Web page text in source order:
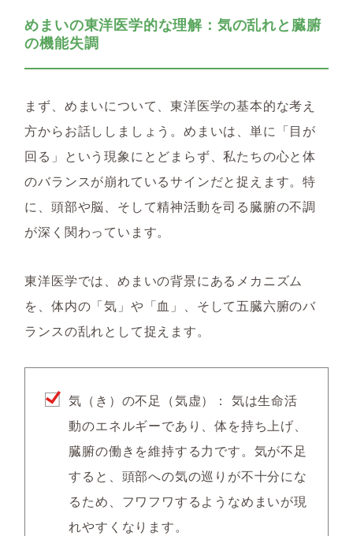
めまいの東洋医学的な理解：気の乱れと臓腑
の機能失調
まず、めまいについて、東洋医学の基本的な考え
方からお話ししましょう。めまいは、単に「目が
回る」という現象にとどまらず、私たちの心と体
のバランスが崩れているサインだと捉えます。特
に、頭部や脳、そして精神活動を司る臓腑の不調
が深く関わっています。
東洋医学では、めまいの背景にあるメカニズム
を、体内の「気」や「血」、そして五臓六腑のバ
ランスの乱れとして捉えます。
気（き）の不足（気虚）： 気は生命活
動のエネルギーであり、体を持ち上げ、
臓腑の働きを維持する力です。気が不足
すると、頭部への気の巡りが不十分にな
るため、フワフワするようなめまいが現
れやすくなります。